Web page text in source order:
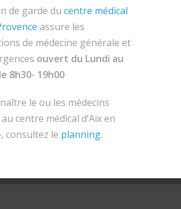
de garde du centre médical
assure les
de médecine générale et
ouvert du Lundi au
8h30- 19h00
le ou les médecins
centre médical d’Aix en
consultez le planning.